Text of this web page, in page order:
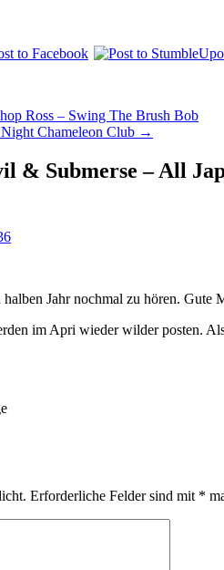
Ross – Swing The Brush Bob
Chameleon Club →
& Submerse – All
Jahr nochmal zu hören. Gute
im Apri wieder wilder posten.
Erforderliche Felder sind mit *